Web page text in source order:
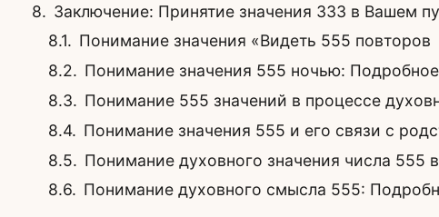
Заключение: Принятие значения 333 в Вашем
Понимание значения «Видеть 555 повторов
Понимание значения 555 ночью:
Понимание 555 значений в процессе
Понимание значения 555 и его связи с
Понимание духовного значения числа 555
Понимание духовного смысла 555: